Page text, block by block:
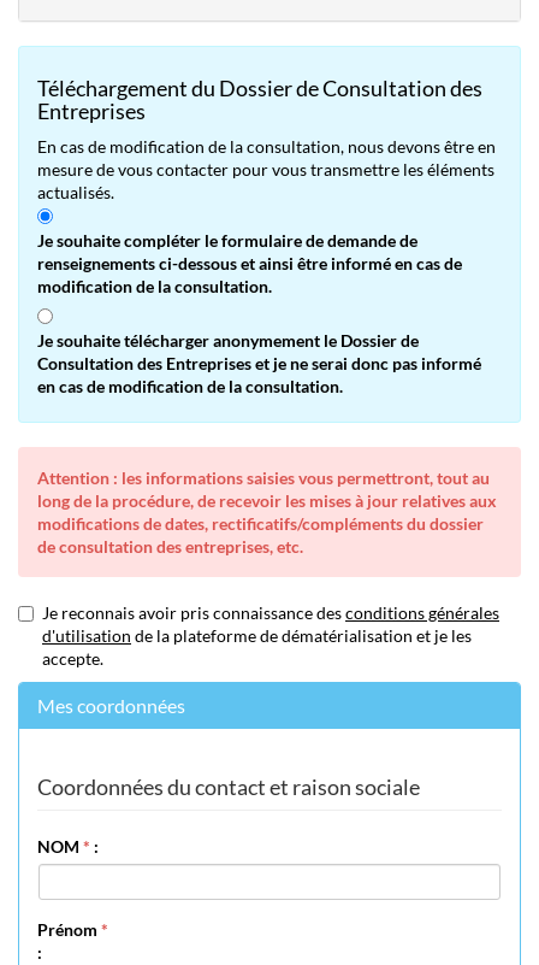
Téléchargement du Dossier de Consultation des
Entreprises
En cas de modification de la consultation, nous devons être en
mesure de vous contacter pour vous transmettre les éléments
actualisés.
Je souhaite compléter le formulaire de demande de
renseignements ci-dessous et ainsi être informé en cas de
modification de la consultation.
Je souhaite télécharger anonymement le Dossier de
Consultation des Entreprises et je ne serai donc pas informé
en cas de modification de la consultation.
Attention : les informations saisies vous permettront, tout au
long de la procédure, de recevoir les mises à jour relatives aux
modifications de dates, rectificatifs/compléments du dossier
de consultation des entreprises, etc.
Je reconnais avoir pris connaissance desconditions générales
d'utilisation de la plateforme de dématérialisation et je les
accepte.
Mes coordonnées
Coordonnées du contact et raison sociale
NOM * :
Prénom *
: